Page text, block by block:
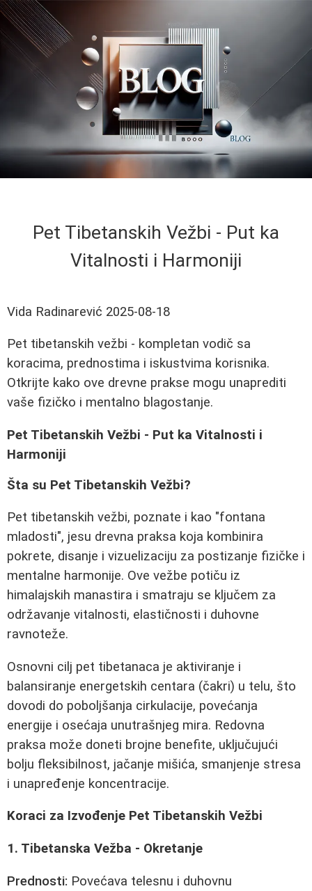
Pet Tibetanskih Vežbi - Put ka
Vitalnosti i Harmoniji
Vida Radinarević 2025-08-18
Pet tibetanskih vežbi - kompletan vodič sa
koracima, prednostima i iskustvima korisnika.
Otkrijte kako ove drevne prakse mogu unaprediti
vaše fizičko i mentalno blagostanje.
Pet Tibetanskih Vežbi - Put ka Vitalnosti i
Harmoniji
Šta su Pet Tibetanskih Vežbi?
Pet tibetanskih vežbi, poznate i kao "fontana
mladosti", jesu drevna praksa koja kombinira
pokrete, disanje i vizuelizaciju za postizanje fizičke i
mentalne harmonije. Ove vežbe potiču iz
himalajskih manastira i smatraju se ključem za
održavanje vitalnosti, elastičnosti i duhovne
ravnoteže.
Osnovni cilj pet tibetanaca je aktiviranje i
balansiranje energetskih centara (čakri) u telu, što
dovodi do poboljšanja cirkulacije, povećanja
energije i osećaja unutrašnjeg mira. Redovna
praksa može doneti brojne benefite, uključujući
bolju fleksibilnost, jačanje mišića, smanjenje stresa
i unapređenje koncentracije.
Koraci za Izvođenje Pet Tibetanskih Vežbi
1. Tibetanska Vežba - Okretanje
Prednosti: Povećava telesnu i duhovnu